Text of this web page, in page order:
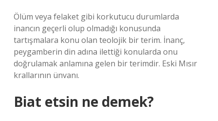
Ölüm veya felaket gibi korkutucu durumlarda
inancın geçerli olup olmadığı konusunda
tartışmalara konu olan teolojik bir terim. İnanç,
peygamberin din adına ilettiği konularda onu
doğrulamak anlamına gelen bir terimdir. Eski Mısır
krallarının ünvanı.
Biat etsin ne demek?